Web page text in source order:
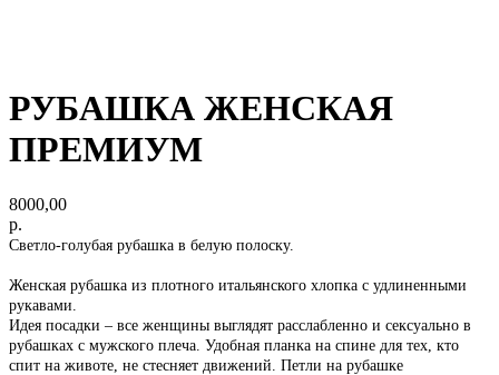
РУБАШКА ЖЕНСКАЯ
ПРЕМИУМ
8000,00
р.
Светло-голубая рубашка в белую полоску.
Женская рубашка из плотного итальянского хлопка с удлиненными
рукавами.
Идея посадки – все женщины выглядят расслабленно и сексуально в
рубашках с мужского плеча. Удобная планка на спине для тех, кто
спит на животе, не стесняет движений. Петли на рубашке